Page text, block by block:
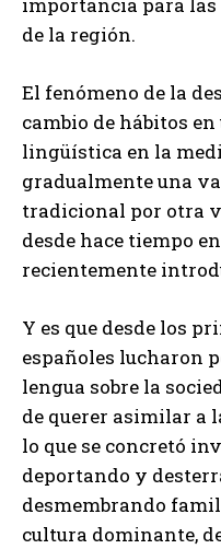
importancia para
de la región.
El fenómeno de la
cambio de hábitos
lingüística en la
gradualmente una
tradicional por otra
desde hace tiempo
recientemente
Y es que desde los
españoles lucharon
lengua sobre la
de querer asimilar a
lo que se concretó
deportando y
desmembrando
cultura dominante,